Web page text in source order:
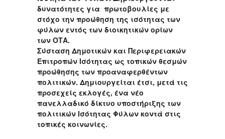
δυνατότητες για πρωτοβουλίες με
στόχο την προώθηση της ισότητας των
φύλων εντός των διοικητικών ορίων
των ΟΤΑ.
Σύσταση Δημοτικών και Περιφερειακών
Επιτροπών Ισότητας ως τοπικών θεσμών
προώθησης των προαναφερθέντων
πολιτικών. Δημιουργείται έτσι, μετά τις
προσεχείς εκλογές, ένα νέο
πανελλαδικό δίκτυο υποστήριξης των
πολιτικών Ισότητας Φύλων κοντά στις
τοπικές κοινωνίες.